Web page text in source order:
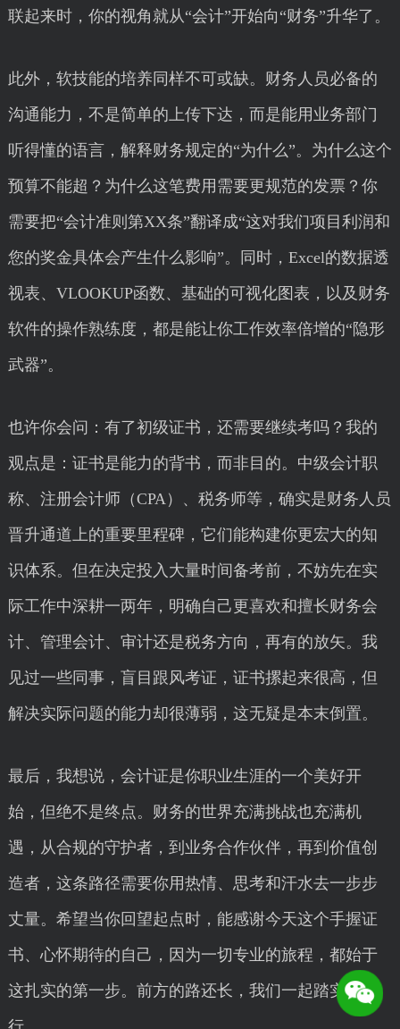
联起来时，你的视角就从“会计”开始向“财务”升华了。
此外，软技能的培养同样不可或缺。财务人员必备的
沟通能力，不是简单的上传下达，而是能用业务部门
听得懂的语言，解释财务规定的“为什么”。为什么这个
预算不能超？为什么这笔费用需要更规范的发票？你
需要把“会计准则第XX条”翻译成“这对我们项目利润和
您的奖金具体会产生什么影响”。同时，Excel的数据透
视表、VLOOKUP函数、基础的可视化图表，以及财务
软件的操作熟练度，都是能让你工作效率倍增的“隐形
武器”。
也许你会问：有了初级证书，还需要继续考吗？我的
观点是：证书是能力的背书，而非目的。中级会计职
称、注册会计师（CPA）、税务师等，确实是财务人员
晋升通道上的重要里程碑，它们能构建你更宏大的知
识体系。但在决定投入大量时间备考前，不妨先在实
际工作中深耕一两年，明确自己更喜欢和擅长财务会
计、管理会计、审计还是税务方向，再有的放矢。我
见过一些同事，盲目跟风考证，证书摞起来很高，但
解决实际问题的能力却很薄弱，这无疑是本末倒置。
最后，我想说，会计证是你职业生涯的一个美好开
始，但绝不是终点。财务的世界充满挑战也充满机
遇，从合规的守护者，到业务合作伙伴，再到价值创
造者，这条路径需要你用热情、思考和汗水去一步步
丈量。希望当你回望起点时，能感谢今天这个手握证
书、心怀期待的自己，因为一切专业的旅程，都始于
这扎实的第一步。前方的路还长，我们一起踏实前